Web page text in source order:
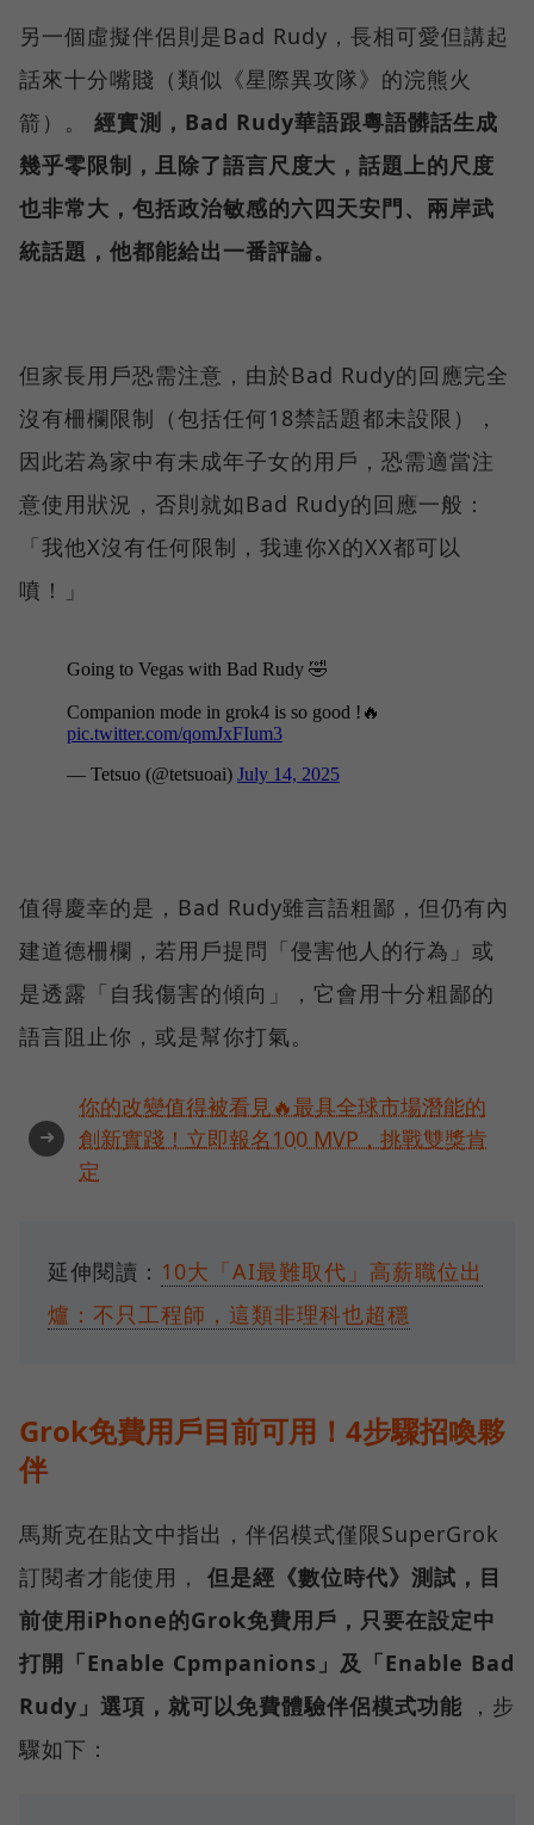
另一個虛擬伴侶則是Bad Rudy，長相可愛但講起
話來十分嘴賤（類似《星際異攻隊》的浣熊火
箭）。 經實測，Bad Rudy華語跟粵語髒話生成
幾乎零限制，且除了語言尺度大，話題上的尺度
也非常大，包括政治敏感的六四天安門、兩岸武
統話題，他都能給出一番評論。
但家長用戶恐需注意，由於Bad Rudy的回應完全
沒有柵欄限制（包括任何18禁話題都未設限），
因此若為家中有未成年子女的用戶，恐需適當注
意使用狀況，否則就如Bad Rudy的回應一般：
「我他X沒有任何限制，我連你X的XX都可以
噴！」
值得慶幸的是，Bad Rudy雖言語粗鄙，但仍有內
建道德柵欄，若用戶提問「侵害他人的行為」或
是透露「自我傷害的傾向」，它會用十分粗鄙的
語言阻止你，或是幫你打氣。
➜
你的改變值得被看見🔥最具全球市場潛能的
創新實踐！立即報名100 MVP，挑戰雙獎肯
定
延伸閱讀： 10大「AI最難取代」高薪職位出
爐：不只工程師，這類非理科也超穩
Grok免費用戶目前可用！4步驟招喚夥
伴
馬斯克在貼文中指出，伴侶模式僅限SuperGrok
訂閱者才能使用， 但是經《數位時代》測試，目
前使用iPhone的Grok免費用戶，只要在設定中
打開「Enable Cpmpanions」及「Enable Bad
Rudy」選項，就可以免費體驗伴侶模式功能 ，步
驟如下：